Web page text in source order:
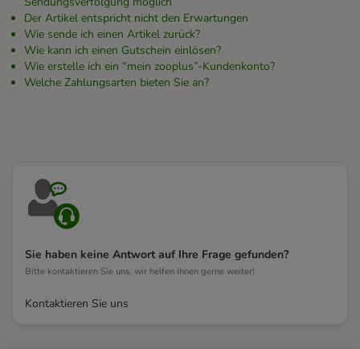
Der Artikel entspricht nicht den Erwartungen
Wie sende ich einen Artikel zurück?
Wie kann ich einen Gutschein einlösen?
Wie erstelle ich ein “mein zooplus”-Kundenkonto?
Welche Zahlungsarten bieten Sie an?
Sie haben keine Antwort auf Ihre Frage gefunden?
Bitte kontaktieren Sie uns, wir helfen Ihnen gerne weiter!
Kontaktieren Sie uns